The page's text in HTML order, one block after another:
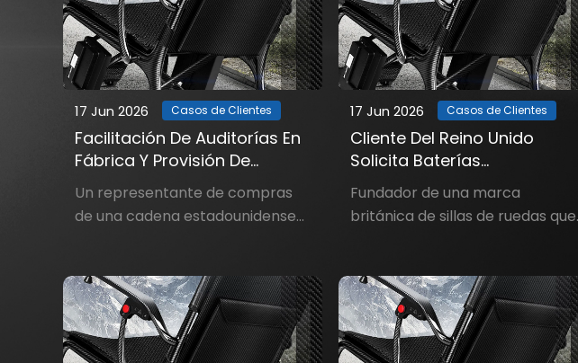
17 Jun 2026 Casos de Clientes
Facilitación De Auditorías En
Fábrica Y Provisión De
Documentación
Un representante de compras
de una cadena estadounidense
calificación de proveedores. Una
importante cadena de
farmacias del medio oeste
estadounidense planeaba
17 Jun 2026 Casos de Clientes
Cliente Del Reino Unido
Solicita Baterías
Personalizadas De LiFePO4
(rechazando Las De Litio
Ternario)
Fundador de una marca
británica de sillas de ruedas que
usuarios finales son
principalmente personas
mayores que viven solas. Ch***,
fundador de la marca británica